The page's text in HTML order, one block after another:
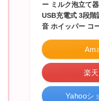
ー ミルク泡立て
USB充電式 3段階
音 ホイッパー コ
楽
Yahooシ